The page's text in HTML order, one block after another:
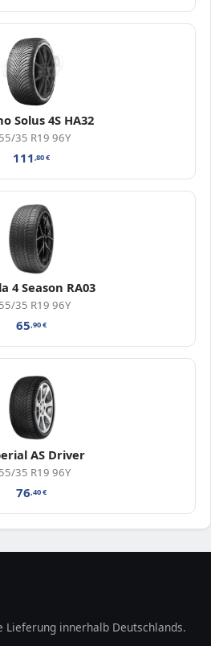
Solus 4S HA32
35 R19 96Y
111,80€
4 Season RA03
35 R19 96Y
65,90€
AS Driver
35 R19 96Y
76,40€
Lieferung innerhalb Deutschlands.